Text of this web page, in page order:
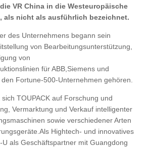
VR China in die Westeuropäische
als nicht als ausführlich bezeichnet.
des Unternehmens begann sein
von Bearbeitungsunterstützung,
von
für ABB,Siemens und
Fortune-500-Unternehmen gehören.
TOUPACK auf Forschung und
Vermarktung und Verkauf intelligenter
sowie verschiedener Arten
Hightech- und innovatives
als Geschäftspartner mit Guangdong